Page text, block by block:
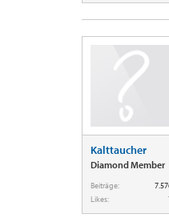
Kalttaucher
Diamond Member
Beiträge:
Likes: